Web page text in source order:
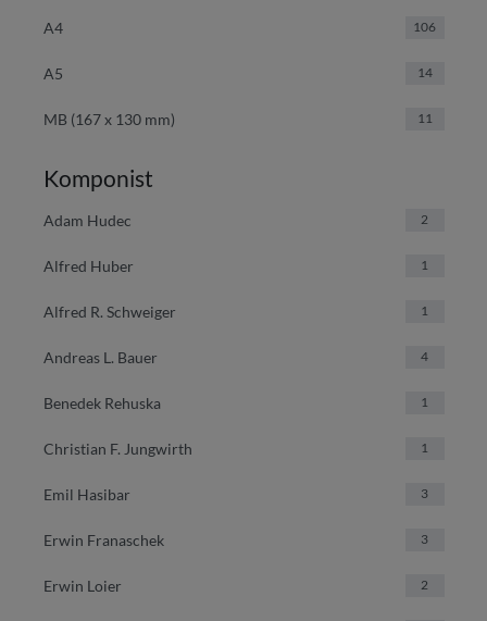
A4 106
A5 14
MB (167 x 130 mm) 11
Komponist
Adam Hudec 2
Alfred Huber 1
Alfred R. Schweiger 1
Andreas L. Bauer 4
Benedek Rehuska 1
Christian F. Jungwirth 1
Emil Hasibar 3
Erwin Franaschek 3
Erwin Loier 2